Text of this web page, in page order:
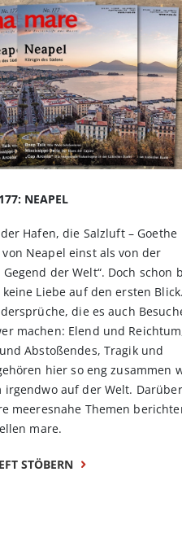
NEAPEL
Hafen, die Salzluft – Goethe
Neapel einst als von der
der Welt“. Doch schon
Liebe auf den ersten
die es auch
machen: Elend und
Abstoßendes, Tragik und
hier so eng zusammen
irgendwo auf der Welt.
meeresnahe Themen
mare.
STÖBERN